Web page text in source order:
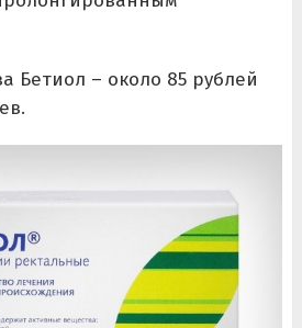
Бетиол – около 85 рублей